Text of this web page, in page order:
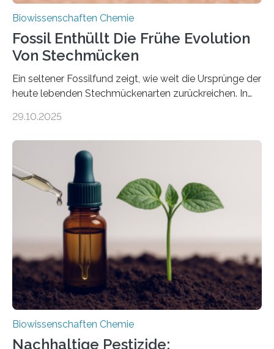
Biowissenschaften Chemie
Fossil Enthüllt Die Frühe Evolution
Von Stechmücken
Ein seltener Fossilfund zeigt, wie weit die Ursprünge der
heute lebenden Stechmückenarten zurückreichen. In
Forschende die bisher älteste bekannte Stechmücken-
Region Kachin in Myanmar und hat sich in
ausgezeichnetem Zustand erhalten. Es konnte als neue
Art einer neuen Gattung beschrieben werden und trägt
nun den Namen Cretosabethes primaevus. Dieser erste
fossile Nachweis einer Stechmückenlarve in Bernstein
stellt gleichzeitig den ersten Fossilfund einer
Mückenlarve aus dem Mesozoikum dar, denn…
29.10.2025
Biowissenschaften Chemie
Nachhaltige Pestizide: